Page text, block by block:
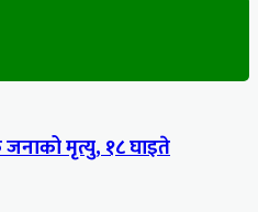
जनाको मृत्यु, १८ घाइते